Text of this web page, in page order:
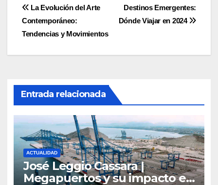
Navegación
de
entradas
Destinos Emergentes:
Dónde Viajar en 2024
La Evolución del Arte
Contemporáneo:
Tendencias y Movimientos
Entrada relacionada
ACTUALIDAD
José Leggio Cassara |
Megapuertos y su impacto en